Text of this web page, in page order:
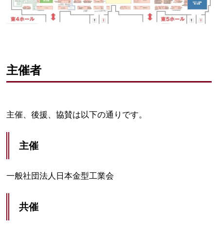
主催者
主催、後援、協賛は以下の通りです。
主催
一般社団法人日本金型工業会
共催